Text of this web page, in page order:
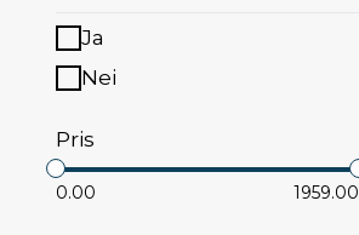
Ja
Nei
Pris
0.00 1959.00